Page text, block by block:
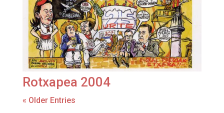
Rotxapea 2004
« Older Entries